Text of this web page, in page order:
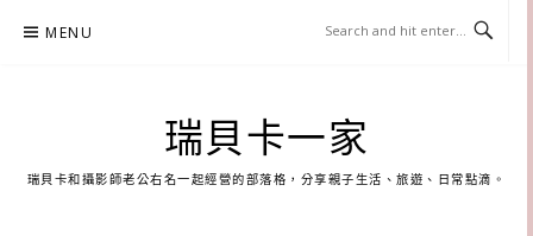
MENU
瑞貝卡一家
瑞貝卡和攝影師老公右名一起經營的部落格，分享親子生活、旅遊、日常點滴。